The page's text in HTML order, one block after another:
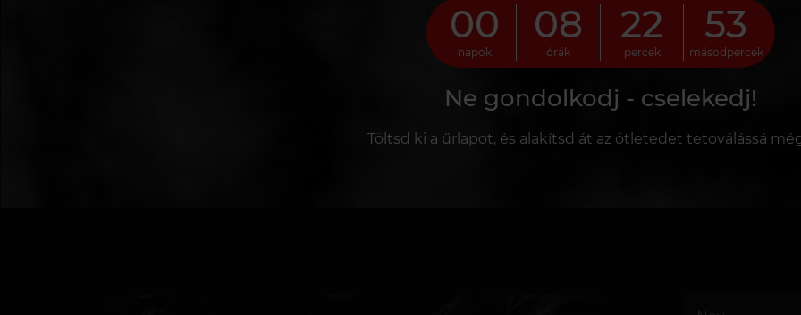
00
napok
08
órák
22
percek
51
másodpercek
Ne gondolkodj - cselekedj!
Töltsd ki a űrlapot, és alakítsd át az ötletedet tetoválássá